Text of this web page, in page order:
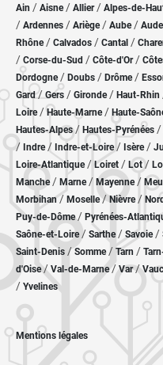
Ain / Aisne/ Allier/ Alpes-de-
/ Ardennes / Ariège/ Aube/ Aude
Rhône/ Calvados / Cantal /
/ Corse-du-Sud / Côte-d'Or /
Dordogne/ Doubs / Drôme/
Gard/Gers / Gironde/ Haut-Rhin
Loire/Haute-Marne/ Haute-
Hautes-Alpes/ Hautes-Pyrénées /
/ Indre/ Indre-et-Loire/ Isère/
Loire-Atlantique/ Loiret / Lot/
Manche/ Marne/ Mayenne/
Morbihan/ Moselle/ Nièvre / Nord
Puy-de-Dôme/ Pyrénées-
Saône-et-Loire/ Sarthe/ Savoie/
Saint-Denis /Somme/ Tarn /
d'Oise/ Val-de-Marne/Var/
/ Yvelines
Mentions légales